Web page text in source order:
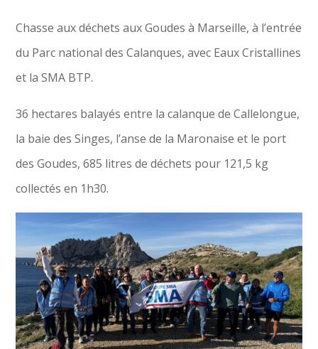
Chasse aux déchets aux Goudes à Marseille, à l’entrée
du Parc national des Calanques, avec Eaux Cristallines
et la SMA BTP.
36 hectares balayés entre la calanque de Callelongue,
la baie des Singes, l’anse de la Maronaise et le port
des Goudes, 685 litres de déchets pour 121,5 kg
collectés en 1h30.